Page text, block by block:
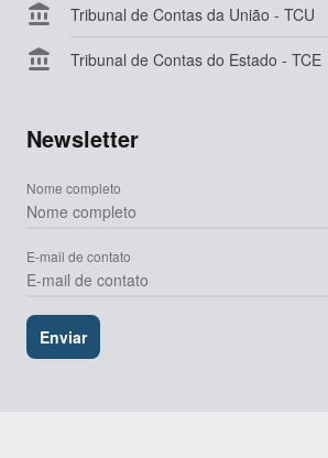
 Tribunal de Contas da União - TCU
 Tribunal de Contas do Estado - TCE
Newsletter
Nome completo
E-mail de contato